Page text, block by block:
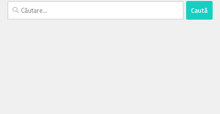
Caută
după: